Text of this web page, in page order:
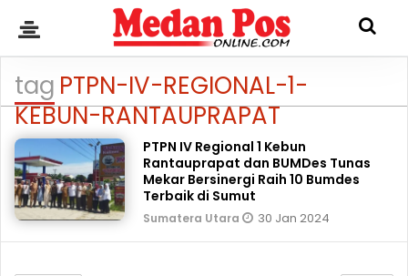
tag PTPN-IV-REGIONAL-1-
KEBUN-RANTAUPRAPAT
PTPN IV Regional 1 Kebun
Rantauprapat dan BUMDes Tunas
Mekar Bersinergi Raih 10 Bumdes
Terbaik di Sumut
Sumatera Utara 30 Jan 2024